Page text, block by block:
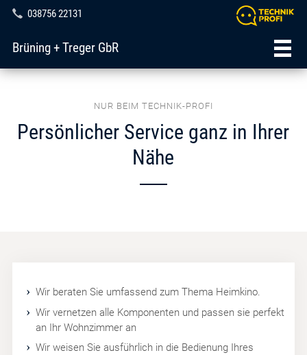
038756 22131
Brüning + Treger GbR
NUR BEIM TECHNIK-PROFI
Persönlicher Service ganz in Ihrer
Nähe
Wir beraten Sie umfassend zum Thema Heimkino.
Wir vernetzen alle Komponenten und passen sie perfekt
an Ihr Wohnzimmer an
Wir weisen Sie ausführlich in die Bedienung Ihres